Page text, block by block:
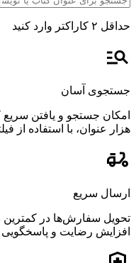
حداقل ۲ کاراکتر وارد کنید
جستجوی آسان
هزار عنوان، با استفاده از
ارسال سریع
تحویل سفارش‌ها در
افزایش رضایت و پاسخگویی